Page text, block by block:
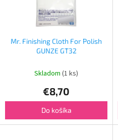
Mr. Finishing Cloth For Polish
GUNZE GT32
Skladom (1 ks)
€8,70
Do košíka